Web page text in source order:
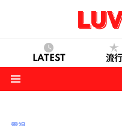
LATEST 流行